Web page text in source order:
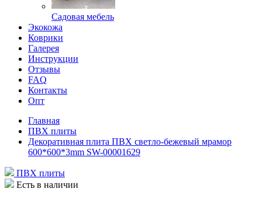
Садовая мебель
Экокожа
Коврики
Галерея
Инструкции
Отзывы
FAQ
Контакты
Опт
Главная
ПВХ плиты
Декоративная плита ПВХ светло-бежевый мрамор
600*600*3mm SW-00001629
ПВХ плиты
Есть в наличии